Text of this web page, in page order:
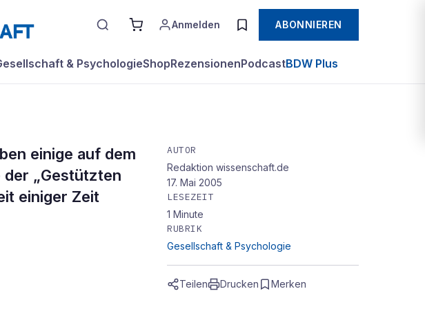
Anmelden ABONNIEREN
& PsychologieShopRezensionenPodcastBDW Plus
einige auf dem
„Gestützten
einiger Zeit
AUTOR
Redaktion wissenschaft.de
17. Mai 2005
LESEZEIT
1 Minute
RUBRIK
Gesellschaft & Psychologie
Teilen Drucken Merken